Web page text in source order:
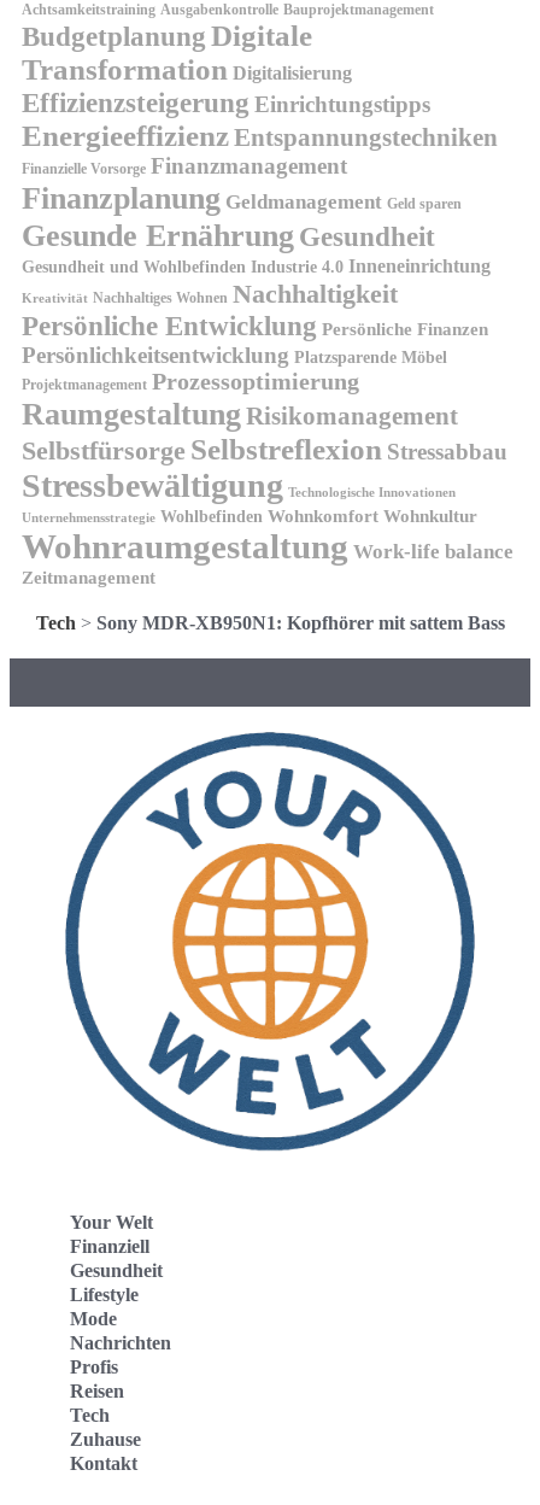
Achtsamkeitstraining Ausgabenkontrolle Bauprojektmanagement
BudgetplanungDigitale
Transformation Digitalisierung
Effizienzsteigerung Einrichtungstipps
EnergieeffizienzEntspannungstechniken
Finanzielle Vorsorge Finanzmanagement
Finanzplanung Geldmanagement Geld sparen
Gesunde Ernährung Gesundheit
Gesundheit und Wohlbefinden Industrie 4.0 Inneneinrichtung
Kreativität Nachhaltiges Wohnen Nachhaltigkeit
Persönliche Entwicklung Persönliche Finanzen
Persönlichkeitsentwicklung Platzsparende Möbel
Projektmanagement Prozessoptimierung
Raumgestaltung Risikomanagement
Selbstfürsorge Selbstreflexion Stressabbau
Stressbewältigung Technologische Innovationen
Unternehmensstrategie Wohlbefinden Wohnkomfort Wohnkultur
Wohnraumgestaltung Work-life balance
Zeitmanagement
Tech > Sony MDR-XB950N1: Kopfhörer mit sattem Bass
Your Welt
Finanziell
Gesundheit
Lifestyle
Mode
Nachrichten
Profis
Reisen
Tech
Zuhause
Kontakt